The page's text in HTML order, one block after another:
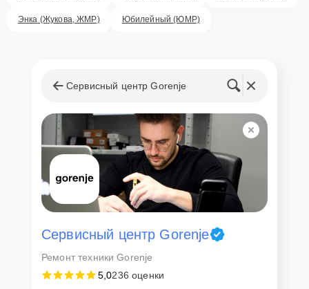
Энка (Жукова, ЖМР) Юбилейный (ЮМР)
Сервисный центр Gorenje
Сервисный центр Gorenje
Ремонт техники Gorenje
5,0236 оценки